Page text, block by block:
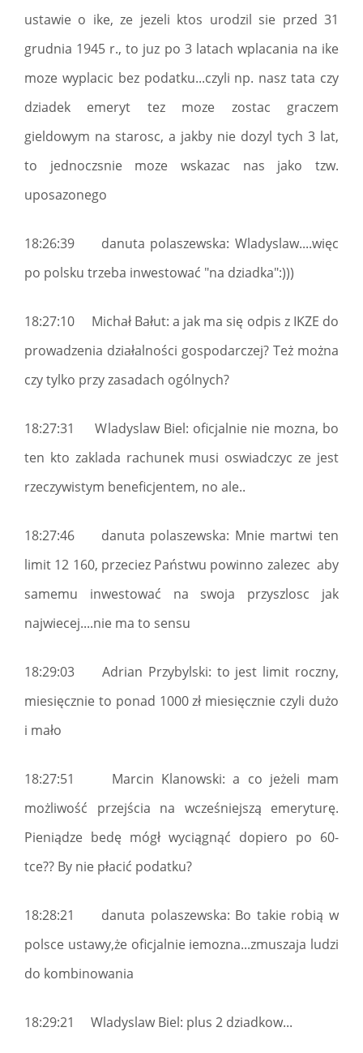
ustawie o ike, ze jezeli ktos urodzil sie przed 31
grudnia 1945 r., to juz po 3 latach wplacania na ike
moze wyplacic bez podatku...czyli np. nasz tata czy
dziadek emeryt tez moze zostac graczem
gieldowym na starosc, a jakby nie dozyl tych 3 lat,
to jednoczsnie moze wskazac nas jako tzw.
uposazonego
18:26:39 danuta polaszewska: Wladyslaw....więc
po polsku trzeba inwestować "na dziadka":)))
18:27:10 Michał Bałut: a jak ma się odpis z IKZE do
prowadzenia działalności gospodarczej? Też można
czy tylko przy zasadach ogólnych?
18:27:31 Wladyslaw Biel: oficjalnie nie mozna, bo
ten kto zaklada rachunek musi oswiadczyc ze jest
rzeczywistym beneficjentem, no ale..
18:27:46 danuta polaszewska: Mnie martwi ten
limit 12 160, przeciez Państwu powinno zalezec aby
samemu inwestować na swoja przyszlosc jak
najwiecej....nie ma to sensu
18:29:03 Adrian Przybylski: to jest limit roczny,
miesięcznie to ponad 1000 zł miesięcznie czyli dużo
i mało
18:27:51 Marcin Klanowski: a co jeżeli mam
możliwość przejścia na wcześniejszą emeryturę.
Pieniądze bedę mógł wyciągnąć dopiero po 60-
tce?? By nie płacić podatku?
18:28:21 danuta polaszewska: Bo takie robią w
polsce ustawy,że oficjalnie iemozna...zmuszaja ludzi
do kombinowania
18:29:21 Wladyslaw Biel: plus 2 dziadkow...